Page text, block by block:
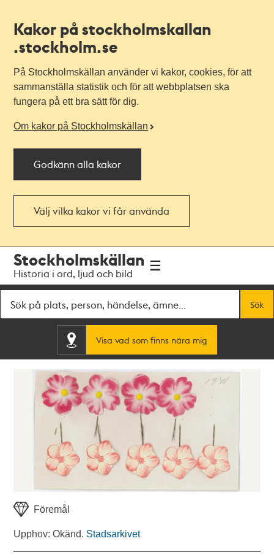
Kakor på stockholmskallan
.stockholm.se
På Stockholmskällan använder vi kakor, cookies, för att
sammanställa statistik och för att webbplatsen ska
fungera på ett bra sätt för dig.
Om kakor på Stockholmskällan
Godkänn alla kakor
Välj vilka kakor vi får använda
navigationen
huvudinnehållet
Stockholmskällan
Historia i ord, ljud och bild
Sök
Visa vad som finns nära mig
Föremål
Upphov: Okänd. Stadsarkivet